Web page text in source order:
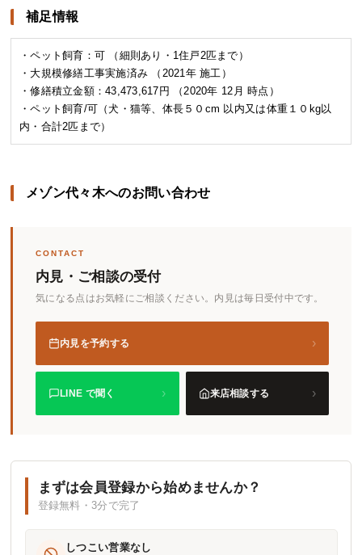
補足情報
・ペット飼育：可 （細則あり・1住戸2匹まで）
・大規模修繕工事実施済み （2021年 施工）
・修繕積立金額：43,473,617円 （2020年 12月 時点）
・ペット飼育/可（犬・猫等、体長５０cm 以内又は体重１０kg以
内・合計2匹まで）
メゾン代々木へのお問い合わせ
CONTACT
内見・ご相談の受付
気になる点はお気軽にご相談ください。内見は毎日受付中です。
内見を予約する ›
LINE で聞く › 来店相談する ›
まずは会員登録から始めませんか？
登録無料・3分で完了
しつこい営業なし